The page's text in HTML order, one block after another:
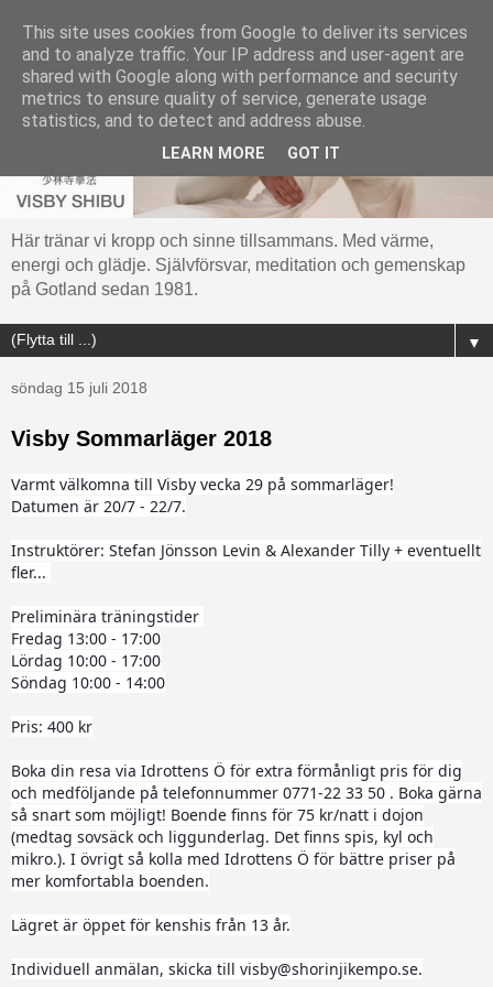
Här tränar vi kropp och sinne tillsammans. Med värme,
energi och glädje. Självförsvar, meditation och gemenskap
på Gotland sedan 1981.
▼
söndag 15 juli 2018
Visby Sommarläger 2018
Varmt välkomna till Visby vecka 29 på sommarläger!
Datumen är 20/7 - 22/7.
Instruktörer: Stefan Jönsson Levin & Alexander Tilly + eventuellt
fler...
Preliminära träningstider
Fredag 13:00 - 17:00
Lördag 10:00 - 17:00
Söndag 10:00 - 14:00
Pris: 400 kr
Boka din resa via Idrottens Ö för extra förmånligt pris för dig
och medföljande på telefonnummer 0771-22 33 50 . Boka gärna
så snart som möjligt! Boende finns för 75 kr/natt i dojon
(medtag sovsäck och liggunderlag. Det finns spis, kyl och
mikro.). I övrigt så kolla med Idrottens Ö för bättre priser på
mer komfortabla boenden.
Lägret är öppet för kenshis från 13 år.
Individuell anmälan, skicka till visby@shorinjikempo.se.
This site uses cookies from Google to deliver its services
and to analyze traffic. Your IP address and user-agent are
shared with Google along with performance and security
metrics to ensure quality of service, generate usage
statistics, and to detect and address abuse.
LEARN MORE GOT IT